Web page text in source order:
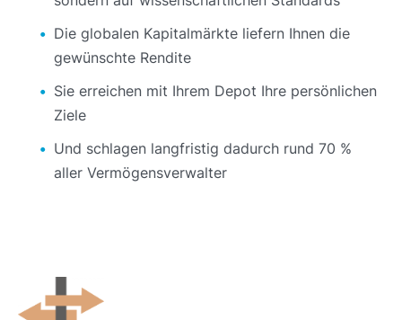
Die globalen Kapitalmärkte liefern Ihnen die
gewünschte Rendite
Sie erreichen mit Ihrem Depot Ihre persönlichen
Ziele
Und schlagen langfristig dadurch rund 70 %
aller Vermögensverwalter